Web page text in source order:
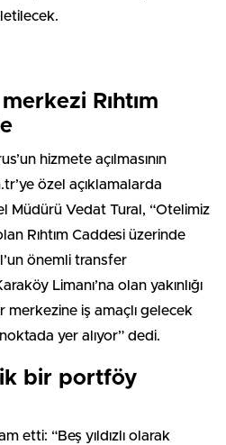
Rıhtım
hizmete açılmasının
özel açıklamalarda
Müdürü Vedat Tural, “Otelimiz
Rıhtım Caddesi üzerinde
önemli transfer
Limanı’na olan yakınlığı
iş amaçlı gelecek
yer alıyor” dedi.
bir portföy
etti: “Beş yıldızlı olarak